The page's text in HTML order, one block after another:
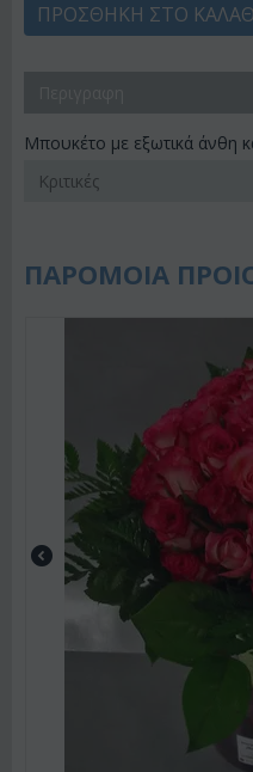
ΠΡΟΣΘΉΚΗ ΣΤΟ
Μπουκέτο με εξωτικά άνθη
Κριτικές
ΠΑΡΟΜΟΙΑ